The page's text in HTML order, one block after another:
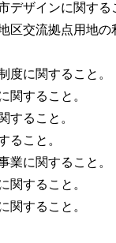
デザインに関する
区交流拠点用地の
度に関すること。
関すること。
すること。
ること。
業に関すること。
関すること。
関すること。